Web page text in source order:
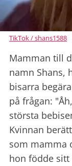
TikTok / shans1588
Mamman till
namn Shans,
bisarra
på frågan:
största
Kvinnan
som mamma
hon födde sitt